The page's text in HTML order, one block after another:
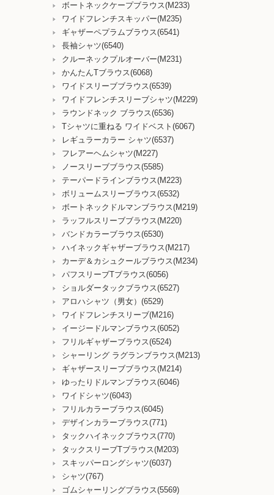
ボートネックケープブラウス(M233)
ワイドフレンチスキッパー(M235)
ギャザーペプラムブラウス(6541)
長袖シャツ(6540)
クルーネックプルオーバー(M231)
かんたんTブラウス(6068)
ワイドスリーブブラウス(6539)
ワイドフレンチスリーブシャツ(M229)
ラウンドネック ブラウス(6536)
Tシャツに重ねる ワイドベスト(6067)
レギュラーカラー シャツ(6537)
フレアーヘムシャツ(M227)
ノースリーブブラウス(5585)
テーパードラインブラウス(M223)
ボリュームスリーブラウス(6532)
ボートネックドルマンブラウス(M219)
ラッフルスリーブブラウス(M220)
バンドカラーブラウス(6530)
ハイネックギャザーブラウス(M217)
カーデ＆カシュクールブラウス(M234)
パフスリーブTブラウス(6056)
ショルダータックブラウス(6527)
アロハシャツ（男女）(6529)
ワイドフレンチスリーブ(M216)
イージードルマンブラウス(6052)
フリルギャザーブラウス(6524)
シャーリング ラグランブラウス(M213)
ギャザースリーブブラウス(M214)
ゆったりドルマンブラウス(6046)
ワイドシャツ(6043)
フリルカラーブラウス(6045)
デザインカラーブラウス(771)
タックハイネックブラウス(770)
タックスリーブTブラウス(M203)
スキッパーロングシャツ(6037)
シャツ(767)
ゴムシャーリングブラウス(5569)